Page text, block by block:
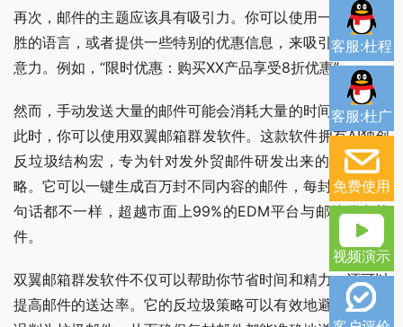
再次，邮件的主题应该具有吸引力。你可以使用一些引人入
胜的语言，或者提供一些特别的优惠信息，来吸引客户的注
意力。例如，“限时优惠：购买XX产品享受8折优惠”。
然而，手动发送大量的邮件可能会消耗大量的时间和精力。
此时，你可以使用双翼邮箱群发软件。这款软件拥有AI独创
反垃圾结构宏，专为针对发外贸邮件研发出来的反垃圾策
略。它可以一键生成百万封不同内容的邮件，每封邮件，每
句话都不一样，超越市面上99%的EDM平台与邮件群发软
件。
双翼邮箱群发软件不仅可以帮助你节省时间和精力，还可以
提高邮件的送达率。它的反垃圾策略可以有效地避免邮件被
客服:杜程
客服:杜广
免费使用
视频演示